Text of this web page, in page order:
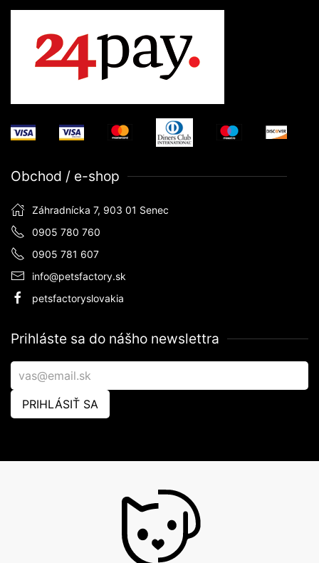
Obchod / e-shop
Záhradnícka 7, 903 01 Senec
0905 780 760
0905 781 607
info@petsfactory.sk
petsfactoryslovakia
Prihláste sa do nášho newslettra
PRIHLÁSIŤ SA